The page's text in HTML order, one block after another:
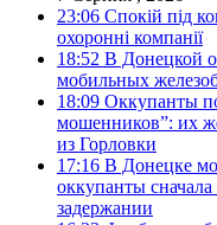
23:06 Спокій під
охоронні компанії
18:52 В Донецкой
мобильных
18:09 Оккупанты
мошенников”: их
из Горловки
17:16 В Донецке
оккупанты
задержании